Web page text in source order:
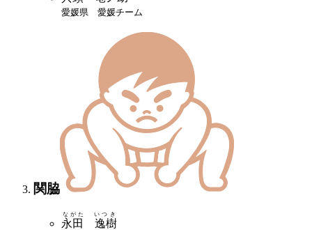
愛媛県 愛媛チーム
関脇
永田 逸樹
ながた いつき